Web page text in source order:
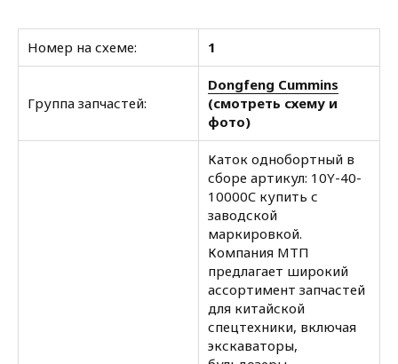
Номер на схеме: 1
Группа запчастей:
Dongfeng Cummins
(смотреть схему и
фото)
Каток однобортный в
сборе артикул: 10Y-40-
10000C купить с
заводской
маркировкой.
Компания МТП
предлагает широкий
ассортимент запчастей
для китайской
спецтехники, включая
экскаваторы,